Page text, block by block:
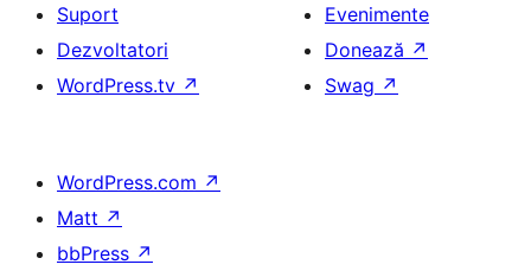
Suport
Dezvoltatori
WordPress.tv ↗
Evenimente
Donează ↗
Swag ↗
WordPress.com ↗
Matt ↗
bbPress ↗